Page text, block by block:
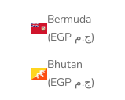
Bermuda
(EGP ج.م)
Bhutan
(EGP ج.م)